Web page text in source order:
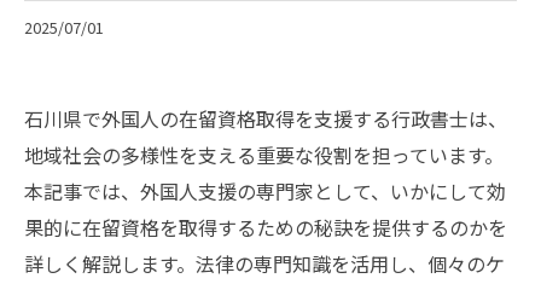
2025/07/01
石川県で外国人の在留資格取得を支援する行政書士は、
地域社会の多様性を支える重要な役割を担っています。
本記事では、外国人支援の専門家として、いかにして効
果的に在留資格を取得するための秘訣を提供するのかを
詳しく解説します。法律の専門知識を活用し、個々のケ